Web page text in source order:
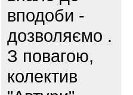
вподоби -
дозволяємо .
З повагою,
колектив